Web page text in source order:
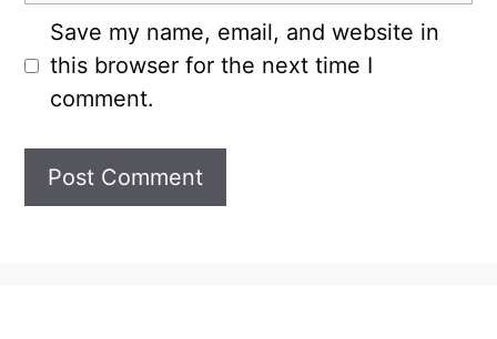
Save my name, email, and website in
this browser for the next time I
comment.